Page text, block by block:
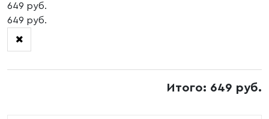
649 руб.
649 руб.
Итого: 649 руб.